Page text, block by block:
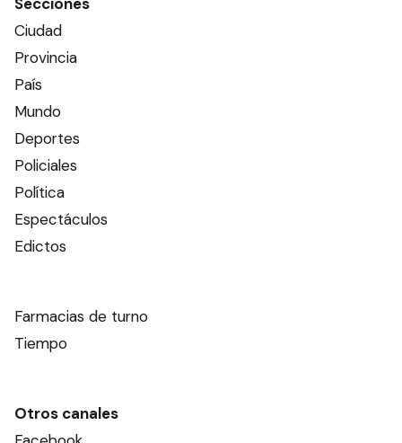
Ciudad
Provincia
País
Mundo
Deportes
Policiales
Política
Espectáculos
Edictos
Farmacias de turno
Tiempo
Otros canales